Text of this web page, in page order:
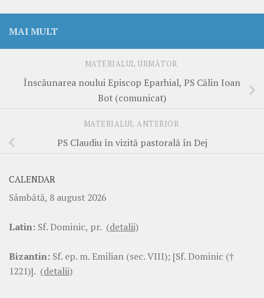
MAI MULT
MATERIALUL URMĂTOR
Înscăunarea noului Episcop Eparhial, PS Călin Ioan
Bot (comunicat)
MATERIALUL ANTERIOR
PS Claudiu în vizită pastorală în Dej
CALENDAR
Sâmbătă, 8 august 2026
Latin: Sf. Dominic, pr. (detalii)
Bizantin: Sf. ep. m. Emilian (sec. VIII); [Sf. Dominic (†
1221)]. (detalii)